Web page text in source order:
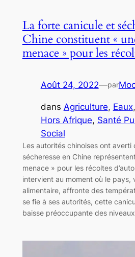
La forte canicule et
Chine constituent «
menace » pour les
Août 24, 2022—par
dans Agriculture, Eaux,
Hors Afrique, Santé
Social
Les autorités chinoises ont averti
sécheresse en Chine
menace » pour les récoltes
intervient au moment où le pays,
alimentaire, affronte des
se fie à ses autorités, cette
baisse préoccupante des